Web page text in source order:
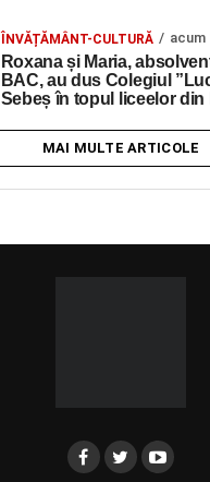
ÎNVĂȚĂMÂNT-CULTURĂ acum
Roxana și Maria,
BAC, au dus Colegiul
Sebeș în topul liceelor din
MAI MULTE ARTICOLE